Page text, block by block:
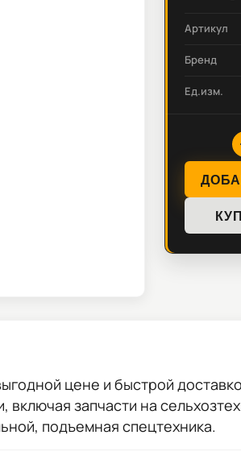
Артикул
Бренд
Ед.изм.
цене и быстрой
включая запчасти на
подъемная спецтехника.